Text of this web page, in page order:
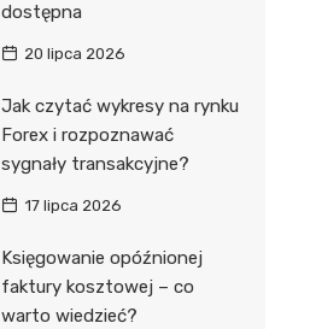
dostępna
20 lipca 2026
Jak czytać wykresy na rynku
Forex i rozpoznawać
sygnały transakcyjne?
17 lipca 2026
Księgowanie opóźnionej
faktury kosztowej – co
warto wiedzieć?